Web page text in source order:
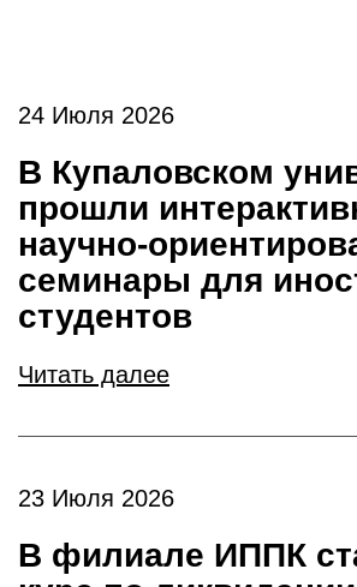
24 Июля 2026
В Купаловском
прошли
научно-
семинары для
студентов
Читать далее
23 Июля 2026
В филиале ИППК